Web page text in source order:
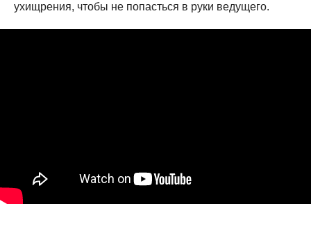
ухищрения, чтобы не попасться в руки ведущего.